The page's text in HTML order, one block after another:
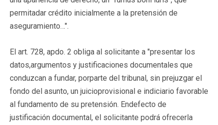
permitadar crédito inicialmente a la pretensión de
aseguramiento…".
El art. 728, apdo. 2 obliga al solicitante a "presentar los
datos,argumentos y justificaciones documentales que
conduzcan a fundar, porparte del tribunal, sin prejuzgar el
fondo del asunto, un juicioprovisional e indiciario favorable
al fundamento de su pretensión. Endefecto de
justificación documental, el solicitante podrá ofrecerla